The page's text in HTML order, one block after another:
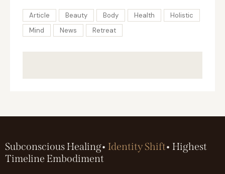
Article Beauty Body Health
Holistic
Mind
News Retreat
Subconscious Healing• Identity Shift• Highest
Timeline Embodiment